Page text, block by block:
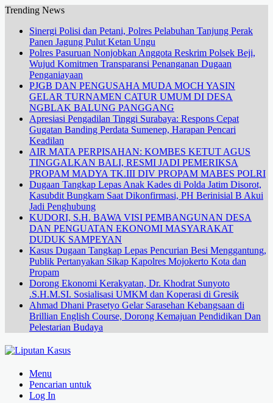
Trending News
Sinergi Polisi dan Petani, Polres Pelabuhan Tanjung Perak
Panen Jagung Pulut Ketan Ungu
Polres Pasuruan Nonjobkan Anggota Reskrim Polsek Beji,
Wujud Komitmen Transparansi Penanganan Dugaan
Penganiayaan
PJGB DAN PENGUSAHA MUDA MOCH YASIN
GELAR TURNAMEN CATUR UMUM DI DESA
NGBLAK BALUNG PANGGANG
Apresiasi Pengadilan Tinggi Surabaya: Respons Cepat
Gugatan Banding Perdata Sumenep, Harapan Pencari
Keadilan
AIR MATA PERPISAHAN: KOMBES KETUT AGUS
TINGGALKAN BALI, RESMI JADI PEMERIKSA
PROPAM MADYA TK.III DIV PROPAM MABES POLRI
Dugaan Tangkap Lepas Anak Kades di Polda Jatim Disorot,
Kasubdit Bungkam Saat Dikonfirmasi, PH Berinisial B Akui
Jadi Penghubung
KUDORI, S.H. BAWA VISI PEMBANGUNAN DESA
DAN PENGUATAN EKONOMI MASYARAKAT
DUDUK SAMPEYAN
Kasus Dugaan Tangkap Lepas Pencurian Besi Menggantung,
Publik Pertanyakan Sikap Kapolres Mojokerto Kota dan
Propam
Dorong Ekonomi Kerakyatan, Dr. Khodrat Sunyoto
.S.H.M.SI. Sosialisasi UMKM dan Koperasi di Gresik
Ahmad Dhani Prasetyo Gelar Sarasehan Kebangsaan di
Brillian English Course, Dorong Kemajuan Pendidikan Dan
Pelestarian Budaya
Menu
Pencarian untuk
Log In